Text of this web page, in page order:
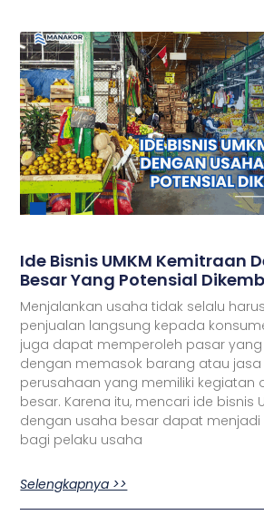
Ide Bisnis UMKM Kemitraan
Besar Yang Potensial
Menjalankan usaha tidak selalu
penjualan langsung kepada
juga dapat memperoleh pasar yang
dengan memasok barang atau
perusahaan yang memiliki kegiatan
besar. Karena itu, mencari ide bisnis
dengan usaha besar dapat menjadi
bagi pelaku usaha
Selengkapnya >>